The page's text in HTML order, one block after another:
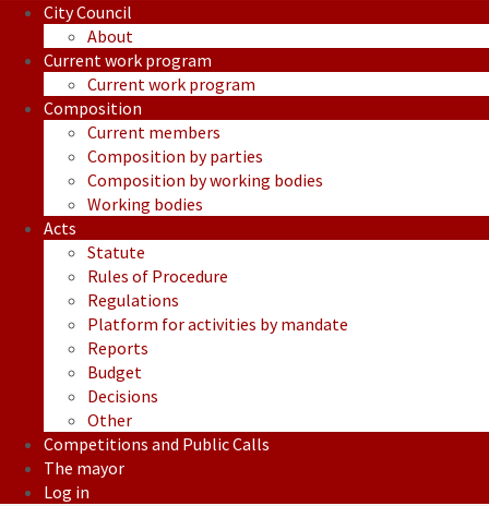
City Council
About
Current work program
Current work program
Composition
Current members
Composition by parties
Composition by working bodies
Working bodies
Acts
Statute
Rules of Procedure
Regulations
Platform for activities by mandate
Reports
Budget
Decisions
Other
Competitions and Public Calls
The mayor
Log in